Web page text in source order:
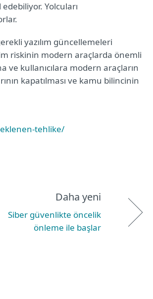
Yolcuları
yazılım güncellemeleri
riskinin modern araçlarda önemli
kullanıcılara modern araçların
kapatılması ve kamu bilincinin
tehlike/
Daha yeni
Siber güvenlikte öncelik
önleme ile başlar